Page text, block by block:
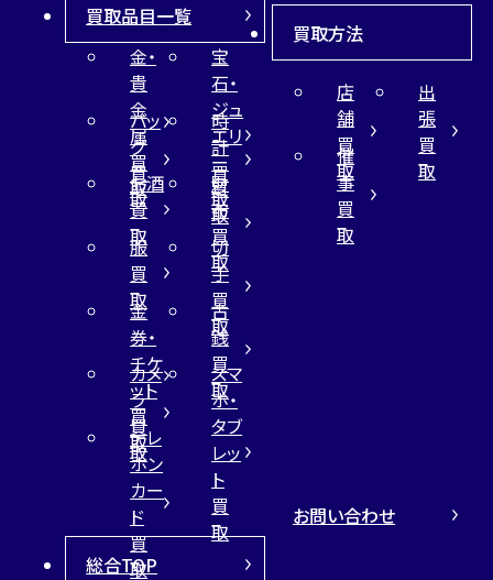
買取品目一覧
金・
貴
金
属
買
取
宝
石・
ジュ
エリ
ー
買
取
バッ
グ
買
取
時
計
買
取
お酒
買
取
財
布
買
取
服
買
取
切
手
買
取
金
券・
チケ
ット
買
取
古
銭
買
取
カメ
ラ
買
取
スマ
ホ・
タブ
レッ
ト
買
取
テレ
ホン
カー
ド
買
取
買取方法
店
舗
買
取
出
張
買
取
催
事
買
取
総合TOP
お問い合わせ